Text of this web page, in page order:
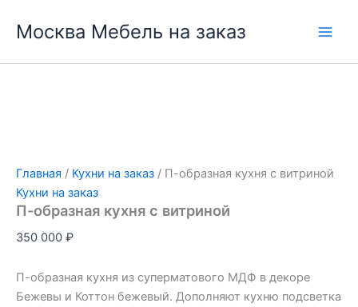
Москва Мебель на заказ
Главная / Кухни на заказ / П-образная кухня с витриной
Кухни на заказ
П-образная кухня с витриной
350 000 ₽
П-образная кухня из суперматового МДФ в декоре
Бежевы и Коттон бежевый. Дополняют кухню подсветка